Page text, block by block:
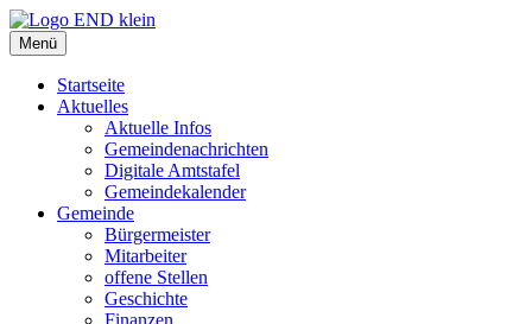
Zum
Inhalt
springen
Menü
Startseite
Aktuelles
Aktuelle Infos
Gemeindenachrichten
Digitale Amtstafel
Gemeindekalender
Gemeinde
Bürgermeister
Mitarbeiter
offene Stellen
Geschichte
Finanzen